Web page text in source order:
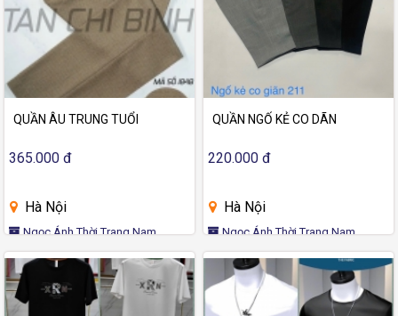
QUẦN ÂU TRUNG TUỔI
365.000 đ
Hà Nội
Ngọc Ánh Thời Trang Nam
QUẦN NGỐ KẺ CO DÃN
220.000 đ
Hà Nội
Ngọc Ánh Thời Trang Nam